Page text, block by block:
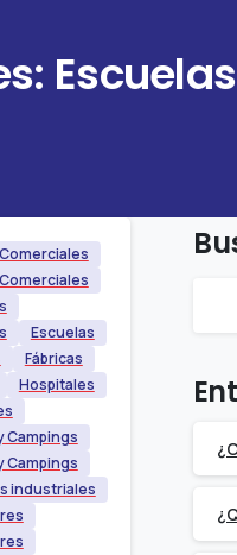
Escuelas
Escuelas
Fábricas
Hospitales
Campings
Campings
industriales